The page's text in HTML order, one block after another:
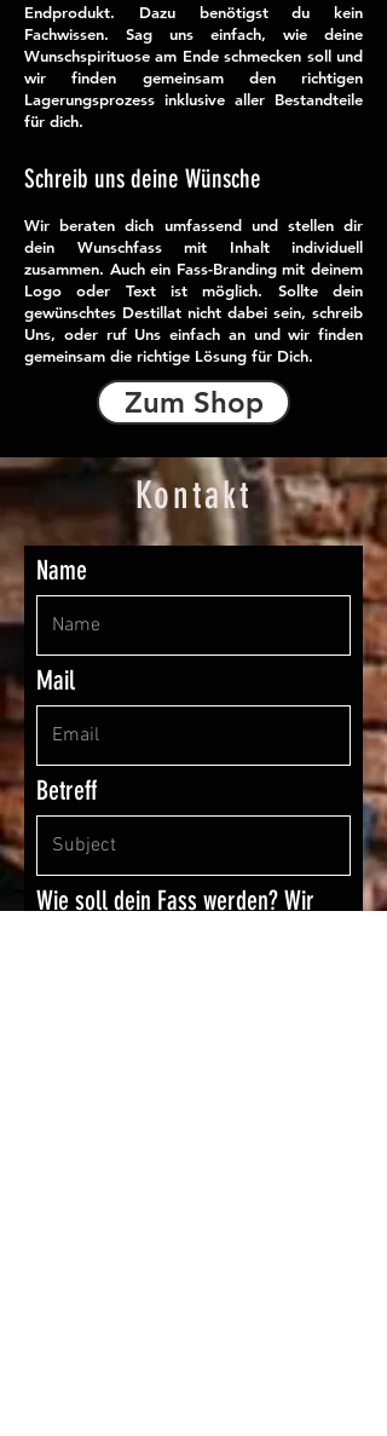
Endprodukt. Dazu benötigst du kein
Fachwissen. Sag uns einfach, wie deine
Wunschspirituose am Ende schmecken soll und
wir finden gemeinsam den richtigen
Lagerungsprozess inklusive aller Bestandteile
für dich.
Schreib uns deine Wünsche
Wir beraten dich umfassend und stellen dir
dein Wunschfass mit Inhalt individuell
zusammen. Auch ein Fass-Branding mit deinem
Logo oder Text ist möglich. Sollte dein
gewünschtes Destillat nicht dabei sein, schreib
Uns, oder ruf Uns einfach an und wir finden
gemeinsam die richtige Lösung für Dich.
Zum Shop
Kontakt
Name
Mail
Betreff
Wie soll dein Fass werden? Wir